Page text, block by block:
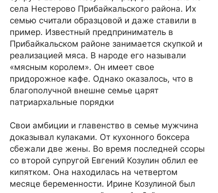
села Нестерово Прибайкальского района. Их
семью считали образцовой и даже ставили в
пример. Известный предприниматель в
Прибайкальском районе занимается скупкой и
реализацией мяса. В народе его называли
«мясным королем». Он имеет свое
придорожное кафе. Однако оказалось, что в
благополучной внешне семье царят
патриархальные порядки
Свои амбиции и главенство в семье мужчина
доказывал кулаками. От кухонного боксера
сбежали две жены. Во время последней ссоры
со второй супругой Евгений Козулин облил ее
кипятком. Она находилась на четвертом
месяце беременности. Ирине Козулиной был